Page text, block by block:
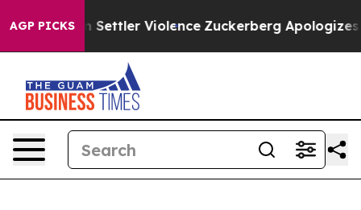
AGP PICKS
From Settler Violence Zuckerberg Apologizes